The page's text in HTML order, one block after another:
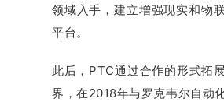
领域入手，建立增强现实和物
平台。
此后，PTC通过合作的形式拓
界，在2018年与罗克韦尔自动